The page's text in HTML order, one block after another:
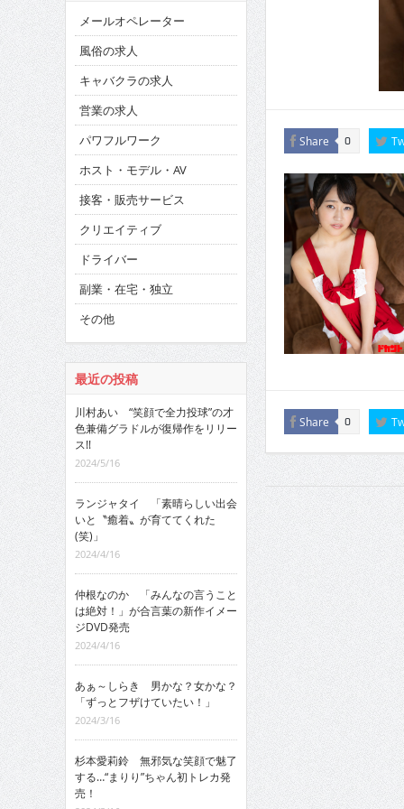
Share 0
Share 0
メールオペレーター
風俗の求人
キャバクラの求人
営業の求人
パワフルワーク
ホスト・モデル・AV
接客・販売サービス
クリエイティブ
ドライバー
副業・在宅・独立
その他
最近の投稿
川村あい “笑顔で全力投球”の才
色兼備グラドルが復帰作をリリー
ス!!
2024/5/16
ランジャタイ 「素晴らしい出会
いと〝癒着〟が育ててくれた
(笑)」
2024/4/16
仲根なのか 「みんなの言うこと
は絶対！」が合言葉の新作イメー
ジDVD発売
2024/4/16
あぁ～しらき 男かな？女かな？
「ずっとフザけていたい！」
2024/3/16
杉本愛莉鈴 無邪気な笑顔で魅了
する…“まりり”ちゃん初トレカ発
売！